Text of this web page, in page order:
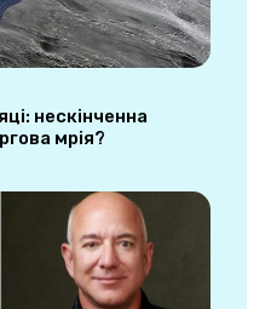
нескінченна
мрія?